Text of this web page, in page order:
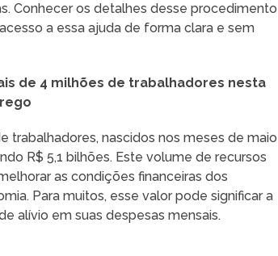
Conhecer os detalhes desse procedimento
a essa ajuda de forma clara e sem
de 4 milhões de trabalhadores nesta
trabalhadores, nascidos nos meses de maio
R$ 5,1 bilhões. Este volume de recursos
as condições financeiras dos
Para muitos, esse valor pode significar a
alívio em suas despesas mensais.